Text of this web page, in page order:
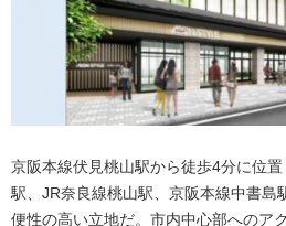
京阪本線伏見桃山駅から徒歩4分に位
駅、JR奈良線桃山駅、京阪本線中書島
便性の高い立地だ。市内中心部へのア